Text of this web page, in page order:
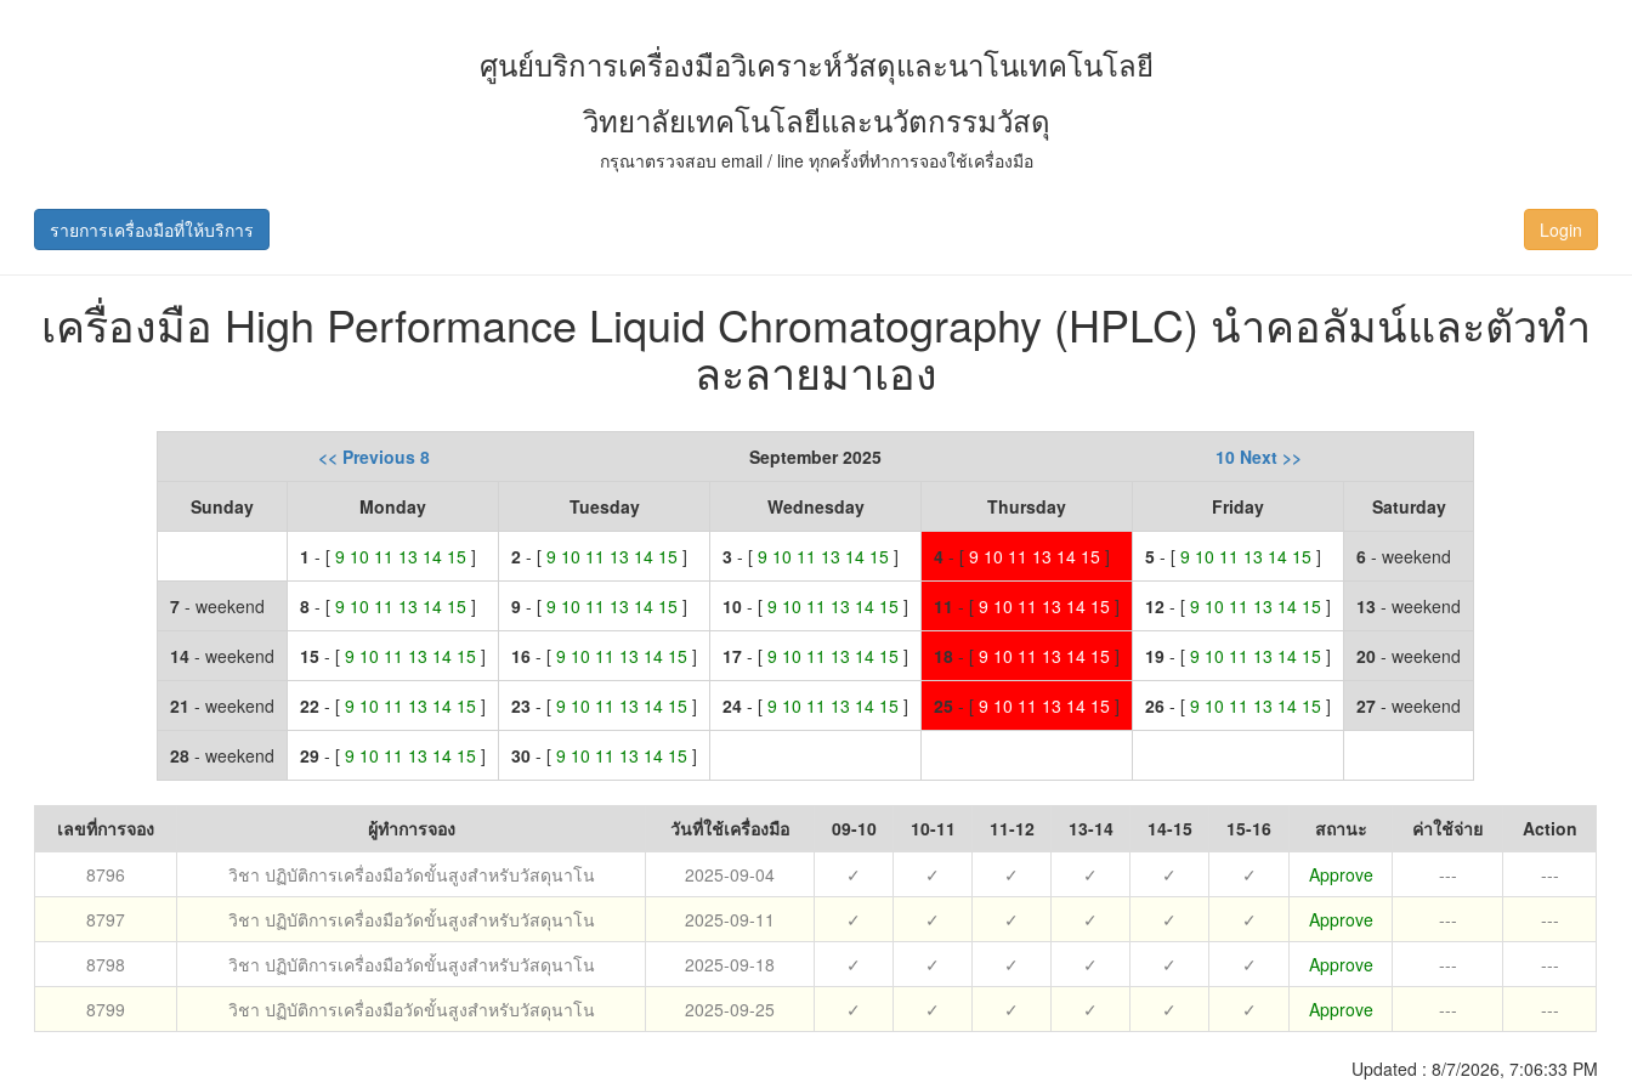
ศูนย์บริการเครื่องมือวิเคราะห์วัสดุและนาโนเทคโนโลยี
วิทยาลัยเทคโนโลยีและนวัตกรรมวัสดุ
กรุณาตรวจสอบ email / line ทุกครั้งที่ทำการจองใช้เครื่องมือ
รายการเครื่องมือที่ให้บริการ Login
เครื่องมือ High Performance Liquid Chromatography (HPLC) นำคอลัมน์และตัวทำ
ละลายมาเอง
<< Previous 8 September 2025 10 Next >>
Sunday Monday Tuesday Wednesday Thursday Friday Saturday
1 - [9 10 11 13 14 15] 2 - [9 10 11 13 14 15] 3 - [9 10 11 13 14 15] 4 - [ 9 10 11 13 14 15] 5 - [9 10 11 13 14 15] 6 - weekend
7 - weekend 8 - [9 10 11 13 14 15] 9 - [9 10 11 13 14 15] 10 - [9 10 11 13 14 15] 11 - [ 9 10 11 13 14 15] 12 - [9 10 11 13 14 15] 13 - weekend
14 - weekend 15 - [9 10 11 13 14 15] 16 - [9 10 11 13 14 15] 17 - [9 10 11 13 14 15] 18 - [ 9 10 11 13 14 15] 19 - [9 10 11 13 14 15] 20 - weekend
21 - weekend 22 - [9 10 11 13 14 15] 23 - [9 10 11 13 14 15] 24 - [9 10 11 13 14 15] 25 - [ 9 10 11 13 14 15] 26 - [9 10 11 13 14 15] 27 - weekend
28 - weekend 29 - [9 10 11 13 14 15] 30 - [9 10 11 13 14 15]
เลขที่การจอง ผู้ทำการจอง วันที่ใช้เครื่องมือ 09-10 10-11 11-12 13-14 14-15 15-16 สถานะ ค่าใช้จ่าย
Action
8796
วิชา ปฏิบัติการเครื่องมือวัดขั้นสูงสำหรับวัสดุนาโน 2025-09-04 ✓ ✓ ✓ ✓ ✓ ✓ Approve ---
---
8797
วิชา ปฏิบัติการเครื่องมือวัดขั้นสูงสำหรับวัสดุนาโน 2025-09-11 ✓ ✓ ✓ ✓ ✓ ✓ Approve ---
---
8798
วิชา ปฏิบัติการเครื่องมือวัดขั้นสูงสำหรับวัสดุนาโน 2025-09-18 ✓ ✓ ✓ ✓ ✓ ✓ Approve ---
---
8799
วิชา ปฏิบัติการเครื่องมือวัดขั้นสูงสำหรับวัสดุนาโน 2025-09-25 ✓ ✓ ✓ ✓ ✓ ✓ Approve --- ---
Updated : 8/7/2026, 7:06:33 PM